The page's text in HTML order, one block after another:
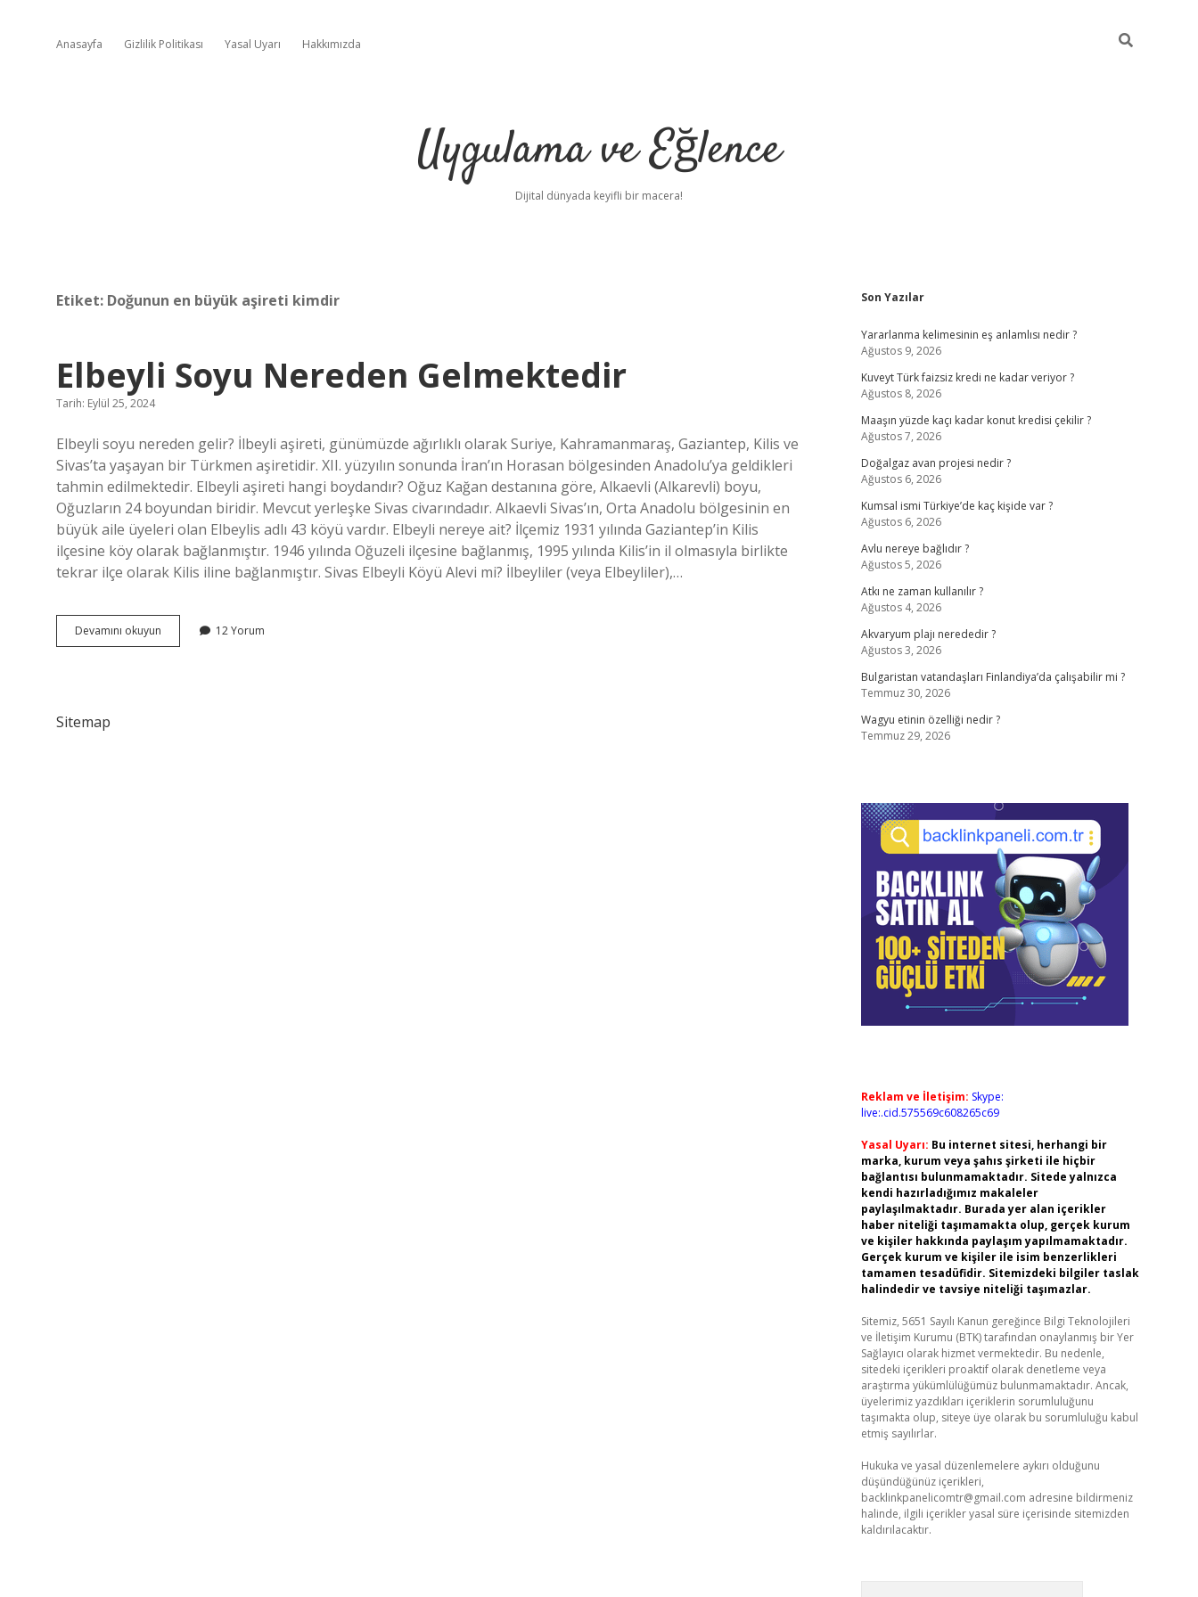
Anasayfa Gizlilik Politikası Yasal Uyarı Hakkımızda
Uygulama ve Eğlence
Dijital dünyada keyifli bir macera!
Etiket: Doğunun en büyük aşireti kimdir
Elbeyli Soyu Nereden Gelmektedir
Tarih: Eylül 25, 2024
Elbeyli soyu nereden gelir? İlbeyli aşireti, günümüzde ağırlıklı olarak Suriye, Kahramanmaraş, Gaziantep, Kilis ve
Sivas’ta yaşayan bir Türkmen aşiretidir. XII. yüzyılın sonunda İran’ın Horasan bölgesinden Anadolu’ya geldikleri
tahmin edilmektedir. Elbeyli aşireti hangi boydandır? Oğuz Kağan destanına göre, Alkaevli (Alkarevli) boyu,
Oğuzların 24 boyundan biridir. Mevcut yerleşke Sivas civarındadır. Alkaevli Sivas’ın, Orta Anadolu bölgesinin en
büyük aile üyeleri olan Elbeylis adlı 43 köyü vardır. Elbeyli nereye ait? İlçemiz 1931 yılında Gaziantep’in Kilis
ilçesine köy olarak bağlanmıştır. 1946 yılında Oğuzeli ilçesine bağlanmış, 1995 yılında Kilis’in il olmasıyla birlikte
tekrar ilçe olarak Kilis iline bağlanmıştır. Sivas Elbeyli Köyü Alevi mi? İlbeyliler (veya Elbeyliler),…
Devamını okuyun
Soyu
12 Yorum
Sitemap
Sidebar
Son Yazılar
Yararlanma kelimesinin eş anlamlısı nedir ?
Ağustos 9, 2026
Kuveyt Türk faizsiz kredi ne kadar veriyor ?
Ağustos 8, 2026
Maaşın yüzde kaçı kadar konut kredisi çekilir ?
Ağustos 7, 2026
Doğalgaz avan projesi nedir ?
Ağustos 6, 2026
Kumsal ismi Türkiye’de kaç kişide var ?
Ağustos 6, 2026
Avlu nereye bağlıdır ?
Ağustos 5, 2026
Atkı ne zaman kullanılır ?
Ağustos 4, 2026
Akvaryum plajı nerededir ?
Ağustos 3, 2026
Bulgaristan vatandaşları Finlandiya’da çalışabilir mi ?
Temmuz 30, 2026
Wagyu etinin özelliği nedir ?
Temmuz 29, 2026
Reklam ve İletişim: Skype:
live:.cid.575569c608265c69
Yasal Uyarı: Bu internet sitesi, herhangi bir
marka, kurum veya şahıs şirketi ile hiçbir
bağlantısı bulunmamaktadır. Sitede yalnızca
kendi hazırladığımız makaleler
paylaşılmaktadır. Burada yer alan içerikler
haber niteliği taşımamakta olup, gerçek kurum
ve kişiler hakkında paylaşım yapılmamaktadır.
Gerçek kurum ve kişiler ile isim benzerlikleri
tamamen tesadüfidir. Sitemizdeki bilgiler taslak
halindedir ve tavsiye niteliği taşımazlar.
Sitemiz, 5651 Sayılı Kanun gereğince Bilgi Teknolojileri
ve İletişim Kurumu (BTK) tarafından onaylanmış bir Yer
Sağlayıcı olarak hizmet vermektedir. Bu nedenle,
sitedeki içerikleri proaktif olarak denetleme veya
araştırma yükümlülüğümüz bulunmamaktadır. Ancak,
üyelerimiz yazdıkları içeriklerin sorumluluğunu
taşımakta olup, siteye üye olarak bu sorumluluğu kabul
etmiş sayılırlar.
Hukuka ve yasal düzenlemelere aykırı olduğunu
düşündüğünüz içerikleri,
backlinkpanelicomtr@gmail.com adresine bildirmeniz
halinde, ilgili içerikler yasal süre içerisinde sitemizden
kaldırılacaktır.